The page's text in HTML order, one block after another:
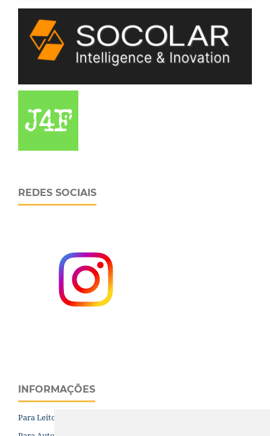
REDES SOCIAIS
INFORMAÇÕES
Para Leitores